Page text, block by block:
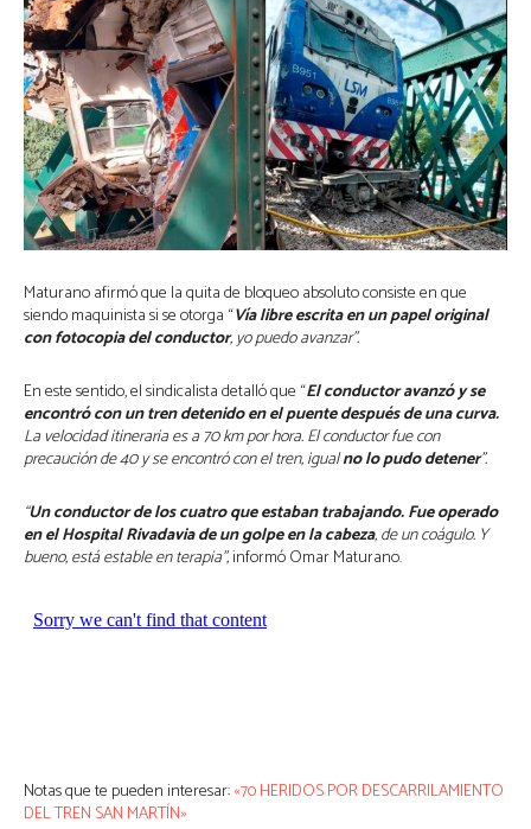
Maturano afirmó que la quita de bloqueo absoluto consiste en que
siendo maquinista si se otorga “Vía libre escrita en un papel original
con fotocopia del conductor, yo puedo avanzar”.
En este sentido, el sindicalista detalló que “El conductor avanzó y se
encontró con un tren detenido en el puente después de una curva.
La velocidad itineraria es a 70 km por hora. El conductor fue con
precaución de 40 y se encontró con el tren, igualno lo pudo detener”.
“Un conductor de los cuatro que estaban trabajando. Fue operado
en el Hospital Rivadavia de un golpe en la cabeza, de un coágulo. Y
bueno, está estable en terapia”,informó Omar Maturano.
Notas que te pueden interesar:«70 HERIDOS POR DESCARRILAMIENTO
DEL TREN SAN MARTÍN»